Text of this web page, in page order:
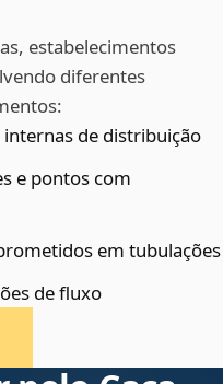
estabelecimentos
diferentes
de distribuição
e pontos com
em tubulações
de fluxo